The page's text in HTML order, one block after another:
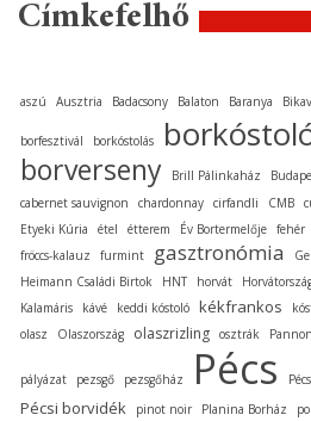
Címkefelhő
aszú Ausztria Badacsony Balaton Baranya
borfesztivál borkóstolás
borverseny Brill Pálinkaház
cabernet sauvignon chardonnay cirfandli CMB
Etyeki Kúria
étel étterem Év Bortermelője fehér
fröccs-kalauz
furmint gasztronómia
Heimann Családi Birtok
HNT horvát
Kalamáris kávé keddi kóstoló kékfrankos
olasz
Olaszország olaszrizling osztrák
pályázat pezsgő pezsgőház Pécs
Pécsi borvidék pinot noir Planina Borház